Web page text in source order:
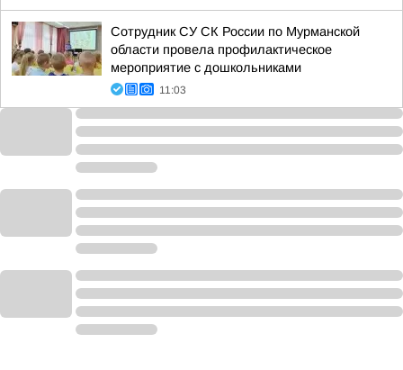
Сотрудник СУ СК России по Мурманской
области провела профилактическое
мероприятие с дошкольниками
11:03